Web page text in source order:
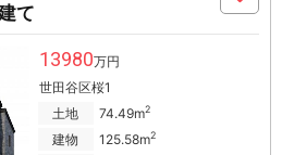
て
13980万円
世田谷区桜1
土地
74.49m2
建物 125.58m2